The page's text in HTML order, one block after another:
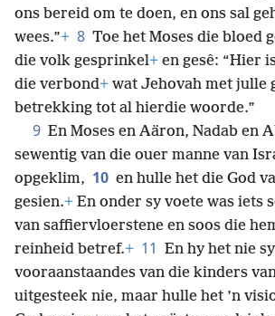
ons bereid om te doen, en ons sal
wees.”+ 8 Toe het Moses die bloed
die volk gesprinkel+ en gesê: “Hier
die verbond+ wat Jehovah met julle
betrekking tot al hierdie woorde.”
9 En Moses en Aäron, Nadab en
sewentig van die ouer manne van
opgeklim, 10 en hulle het die God
gesien.+ En onder sy voete was iets
van saffiervloerstene en soos die
reinheid betref.+ 11 En hy het nie
vooraanstaandes van die kinders
uitgesteek nie, maar hulle het ’n